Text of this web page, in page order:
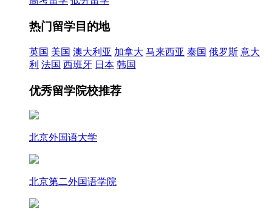
热门留学目的地
英国 美国 澳大利亚 加拿大 马来西亚 泰国 俄罗斯 意大
利 法国 西班牙 日本 韩国
优秀留学院校推荐
北京外国语大学
北京第二外国语学院